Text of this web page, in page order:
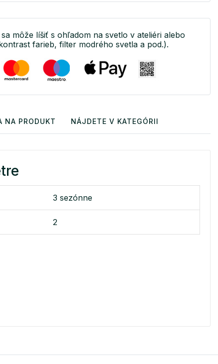
môže líšiť s ohľadom na svetlo v ateliéri alebo
farieb, filter modrého svetla a pod.).
NA PRODUKT NÁJDETE V KATEGÓRII
3 sezónne
2